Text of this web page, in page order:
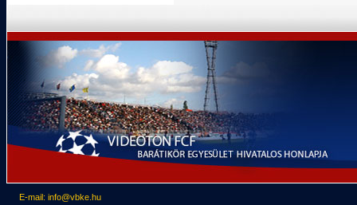
E-mail: info@vbke.hu